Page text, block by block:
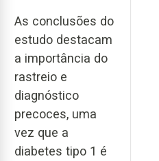
As conclusões do
estudo destacam
a importância do
rastreio e
diagnóstico
precoces, uma
vez que a
diabetes tipo 1 é